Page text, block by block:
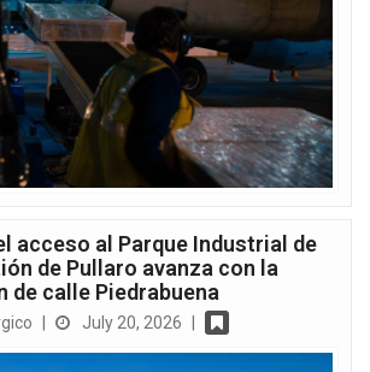
acceso al Parque Industrial de
de Pullaro avanza con la
de calle Piedrabuena
July 20, 2026